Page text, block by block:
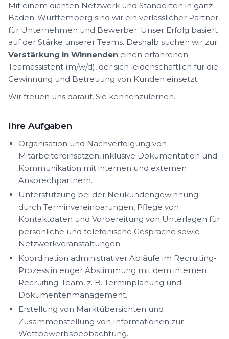
Mit einem dichten Netzwerk und Standorten in ganz
Baden-Württemberg sind wir ein verlässlicher Partner
für Unternehmen und Bewerber. Unser Erfolg basiert
auf der Stärke unserer Teams. Deshalb suchen wir zur
Verstärkung in Winnenden einen erfahrenen
Teamassistent (m/w/d), der sich leidenschaftlich für die
Gewinnung und Betreuung von Kunden einsetzt.
Wir freuen uns darauf, Sie kennenzulernen.
Ihre Aufgaben
Organisation und Nachverfolgung von
Mitarbeitereinsätzen, inklusive Dokumentation und
Kommunikation mit internen und externen
Ansprechpartnern.
Unterstützung bei der Neukundengewinnung
durch Terminvereinbarungen, Pflege von
Kontaktdaten und Vorbereitung von Unterlagen für
persönliche und telefonische Gespräche sowie
Netzwerkveranstaltungen.
Koordination administrativer Abläufe im Recruiting-
Prozess in enger Abstimmung mit dem internen
Recruiting-Team, z. B. Terminplanung und
Dokumentenmanagement.
Erstellung von Marktübersichten und
Zusammenstellung von Informationen zur
Wettbewerbsbeobachtung.